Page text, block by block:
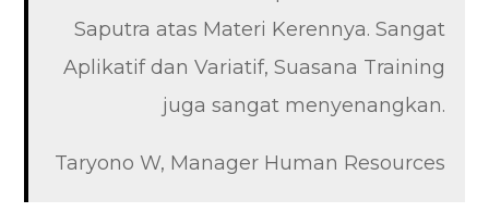
Saputra atas Materi Kerennya. Sangat
Aplikatif dan Variatif, Suasana Training
juga sangat menyenangkan.
Taryono W, Manager Human Resources